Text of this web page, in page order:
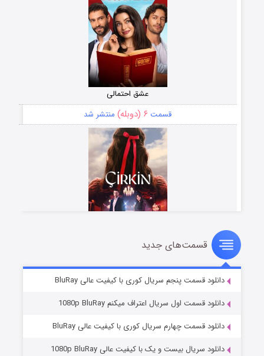
عشق احتمالی
قسمت ۶ (دوبله) منتشر شد
سریال زشت
قسمت۵ (زیرنویس) منتشر شد
قسمت‌های جدید
دانلود قسمت پنجم سریال کوری با کیفیت عالی BluRay
دانلود قسمت اول سریال اعتراف میکنم 1080p BluRay
دانلود قسمت چهارم سریال کوری با کیفیت عالی BluRay
دانلود سریال بیست و یک با کیفیت عالی 1080p BluRay